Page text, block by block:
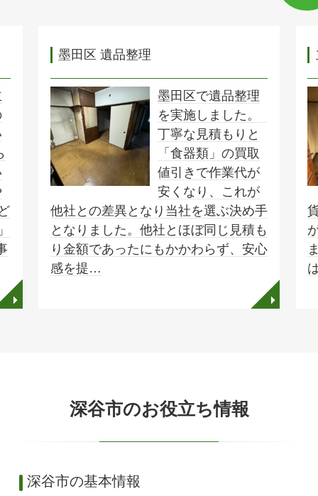
◥
墨田区 遺品整理
墨田区で遺品整理
を実施しました。
丁寧な見積もりと
「食器類」の買取
値引きで作業代が
安くなり、これが
他社との差異となり当社を選ぶ決め手
となりました。他社とほぼ同じ見積も
り金額であったにもかかわらず、安心
感を提…
◥
深谷市のお役立ち情報
深谷市の基本情報